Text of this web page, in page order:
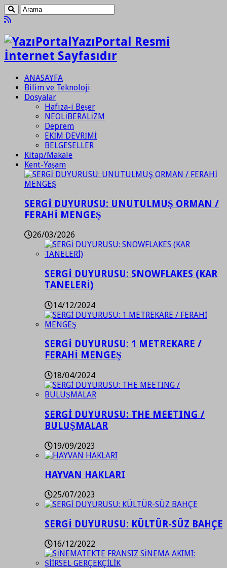
YazıPortal Resmi
İnternet Sayfasıdır
ANASAYFA
Bilim ve Teknoloji
Dosyalar
Hafıza-i Beşer
NEOLİBERALİZM
Deprem
EKİM DEVRİMİ
BELGESELLER
Kitap/Makale
Kent-Yaşam
SERGİ DUYURUSU: UNUTULMUŞ ORMAN /
FERAHİ MENGEŞ
26/03/2026
SERGİ DUYURUSU: SNOWFLAKES (KAR
TANELERİ)
14/12/2024
SERGİ DUYURUSU: 1 METREKARE /
FERAHİ MENGEŞ
18/04/2024
SERGİ DUYURUSU: THE MEETING /
BULUŞMALAR
19/09/2023
HAYVAN HAKLARI
25/07/2023
SERGİ DUYURUSU: KÜLTÜR-SÜZ BAHÇE
16/12/2022